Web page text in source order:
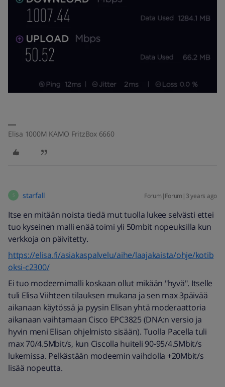
Elisa 1000M KAMO FritzBox 6660
S starfall Forum|Forum|3 years ago
Itse en mitään noista tiedä mut tuolla lukee selvästi ettei
tuo kyseinen malli enää toimi yli 50mbit nopeuksilla kun
verkkoja on päivitetty.
https://elisa.fi/asiakaspalvelu/aihe/laajakaista/ohje/kotib
oksi-c2300/
Ei tuo modeemimalli koskaan ollut mikään "hyvä". Itselle
tuli Elisa Viihteen tilauksen mukana ja sen max 3päivää
aikanaan käytössä ja pyysin Elisan yhtä moderaattoria
aikanaan vaihtamaan Cisco EPC3825 (DNA:n versio ja
hyvin meni Elisan ohjelmisto sisään). Tuolla Pacella tuli
max 70/4.5Mbit/s, kun Ciscolla huiteli 90-95/4.5Mbit/s
lukemissa. Pelkästään modeemin vaihdolla +20Mbit/s
lisää nopeutta.